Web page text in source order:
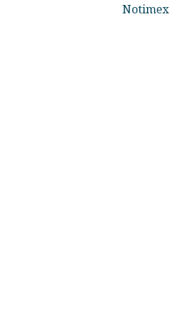
Notimex